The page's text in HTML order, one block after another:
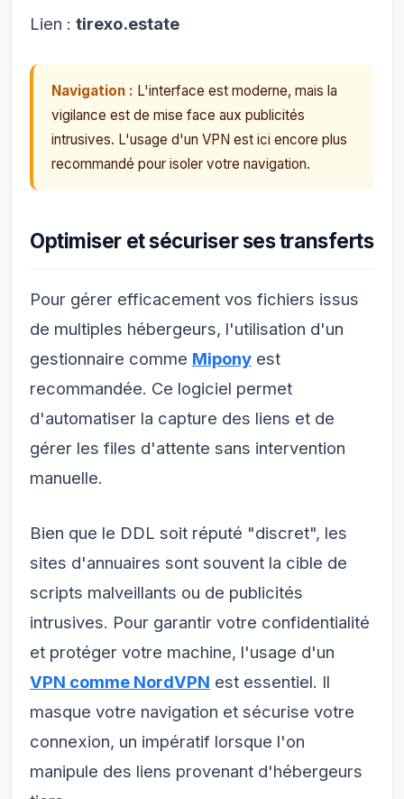
Lien : tirexo.estate
Navigation : L'interface est moderne, mais la
vigilance est de mise face aux publicités
intrusives. L'usage d'un VPN est ici encore plus
recommandé pour isoler votre navigation.
Optimiser et sécuriser ses transferts
Pour gérer efficacement vos fichiers issus
de multiples hébergeurs, l'utilisation d'un
gestionnaire comme Mipony est
recommandée. Ce logiciel permet
d'automatiser la capture des liens et de
gérer les files d'attente sans intervention
manuelle.
Bien que le DDL soit réputé "discret", les
sites d'annuaires sont souvent la cible de
scripts malveillants ou de publicités
intrusives. Pour garantir votre confidentialité
et protéger votre machine, l'usage d'un
VPN comme NordVPN est essentiel. Il
masque votre navigation et sécurise votre
connexion, un impératif lorsque l'on
manipule des liens provenant d'hébergeurs